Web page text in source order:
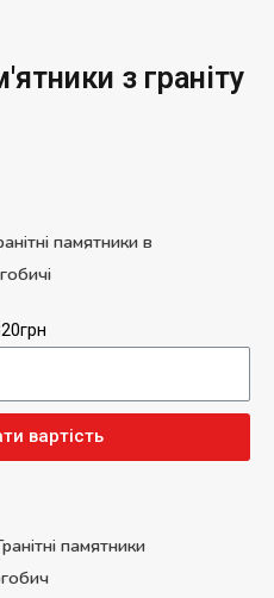
з граніту
вартість